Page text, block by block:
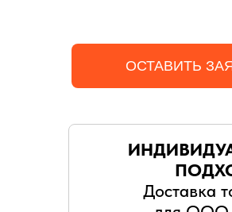
ОСТАВИТЬ
Доставка